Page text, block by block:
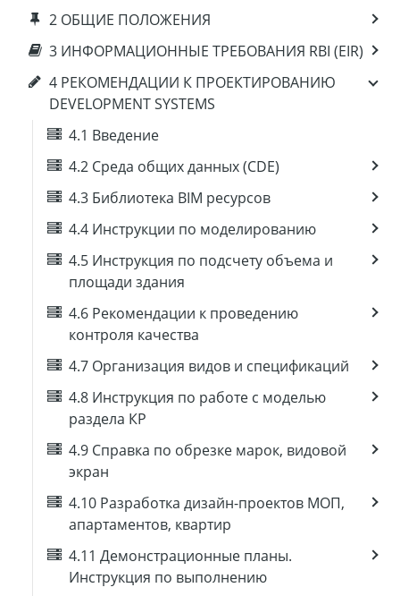
2 ОБЩИЕ ПОЛОЖЕНИЯ
3 ИНФОРМАЦИОННЫЕ ТРЕБОВАНИЯ RBI (EIR)
4 РЕКОМЕНДАЦИИ К ПРОЕКТИРОВАНИЮ
DEVELOPMENT SYSTEMS
4.1 Введение
4.2 Среда общих данных (CDE)
4.3 Библиотека BIM ресурсов
4.4 Инструкции по моделированию
4.5 Инструкция по подсчету объема и
площади здания
4.6 Рекомендации к проведению
контроля качества
4.7 Организация видов и спецификаций
4.8 Инструкция по работе с моделью
раздела КР
4.9 Справка по обрезке марок, видовой
экран
4.10 Разработка дизайн-проектов МОП,
апартаментов, квартир
4.11 Демонстрационные планы.
Инструкция по выполнению